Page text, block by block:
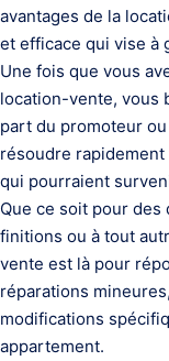
avantages de la
et efficace qui vise à
Une fois que vous
location-vente, vous
part du promoteur
résoudre
qui pourraient
Que ce soit pour
finitions ou à tout
vente est là pour
réparations
modifications
appartement.